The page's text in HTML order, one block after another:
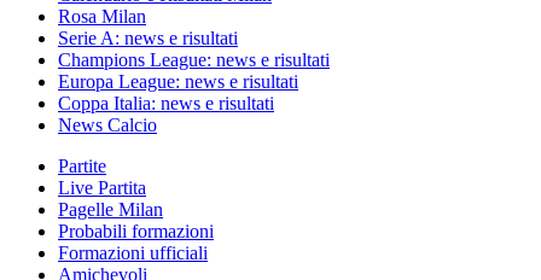
Rosa Milan
Serie A: news e risultati
Champions League: news e risultati
Europa League: news e risultati
Coppa Italia: news e risultati
News Calcio
Partite
Live Partita
Pagelle Milan
Probabili formazioni
Formazioni ufficiali
Amichevoli